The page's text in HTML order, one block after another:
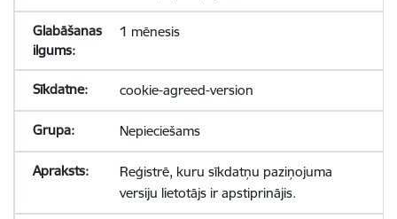
1 mēnesis
cookie-agreed-version
Nepieciešams
Reģistrē, kuru sīkdatņu paziņojuma
versiju lietotājs ir apstiprinājis.